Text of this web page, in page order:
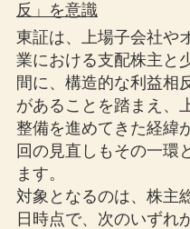
反」を意識
東証は、上場子会社や
業における支配株主と
間に、構造的な利益相
があることを踏まえ、
整備を進めてきた経緯
回の見直しもその一環
ます。
対象となるのは、株主
日時点で、次のいずれ